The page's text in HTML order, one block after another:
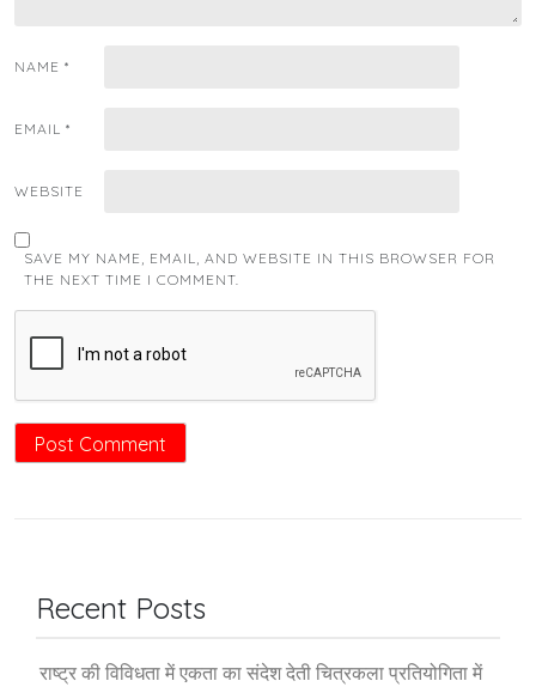
NAME *
EMAIL *
WEBSITE
SAVE MY NAME, EMAIL, AND WEBSITE IN THIS BROWSER FOR
THE NEXT TIME I COMMENT.
Recent Posts
राष्ट्र की विविधता में एकता का संदेश देती चित्रकला प्रतियोगिता में